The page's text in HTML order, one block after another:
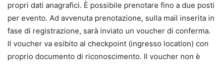
propri dati anagrafici. È possibile prenotare fino a due posti
per evento. Ad avvenuta prenotazione, sulla mail inserita in
fase di registrazione, sarà inviato un voucher di conferma.
Il voucher va esibito al checkpoint (ingresso location) con
proprio documento di riconoscimento. Il voucher non è